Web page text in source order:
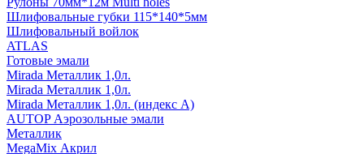
Шлифовальные губки 115*140*5мм
Шлифовальный войлок
ATLAS
Готовые эмали
Mirada Металлик 1,0л.
Mirada Металлик 1,0л.
Mirada Металлик 1,0л. (индекс А)
AUTOP Аэрозольные эмали
Металлик
MegaMix Акрил